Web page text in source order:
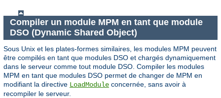
Compiler un module MPM en tant que module
DSO (Dynamic Shared Object)
Sous Unix et les plates-formes similaires, les modules MPM peuvent
être compilés en tant que modules DSO et chargés dynamiquement
dans le serveur comme tout module DSO. Compiler les modules
MPM en tant que modules DSO permet de changer de MPM en
modifiant la directive LoadModule concernée, sans avoir à
recompiler le serveur.